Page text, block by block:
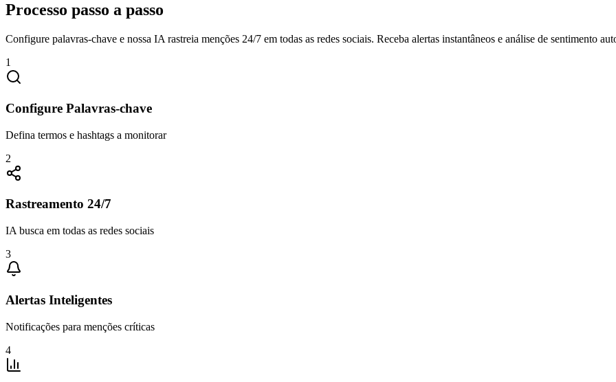
Processo passo a passo
Configure palavras-chave e nossa IA rastreia menções 24/7 em todas as redes sociais. Receba alertas instantâneos e análise de sentimento
1
Configure Palavras-chave
Defina termos e hashtags a monitorar
2
Rastreamento 24/7
IA busca em todas as redes sociais
3
Alertas Inteligentes
Notificações para menções críticas
4